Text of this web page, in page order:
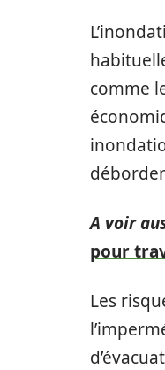
comme
A voir
pour
Les